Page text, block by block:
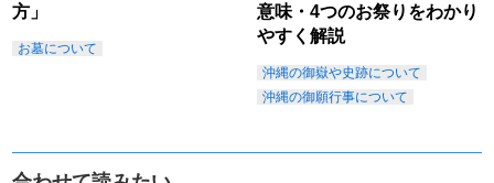
方」
お墓について
意味・4つのお祭りをわかり
やすく解説
沖縄の御嶽や史跡について
沖縄の御願行事について